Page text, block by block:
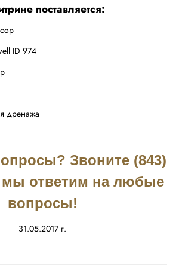
поставляется:
ID 974
дренажа
Звоните (843)
мы ответим на любые
вопросы!
31.05.2017 г.